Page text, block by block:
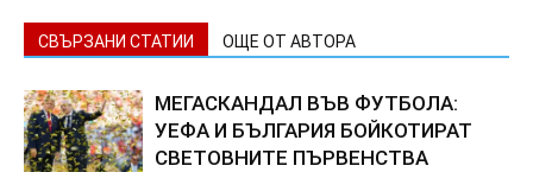
СВЪРЗАНИ СТАТИИ ОЩЕ ОТ АВТОРА
МЕГАСКАНДАЛ ВЪВ ФУТБОЛА:
УЕФА И БЪЛГАРИЯ БОЙКОТИРАТ
СВЕТОВНИТЕ ПЪРВЕНСТВА